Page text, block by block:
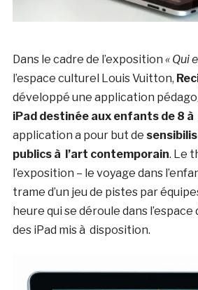
Dans le cadre de l’exposition « Qui
l’espace culturel Louis Vuitton,
développé une application
iPad destinée aux enfants de 8 à
application a pour but de
publics à l’art contemporain. Le
l’exposition – le voyage dans
trame d’un jeu de pistes par
heure qui se déroule dans l’espace
des iPad mis à disposition.